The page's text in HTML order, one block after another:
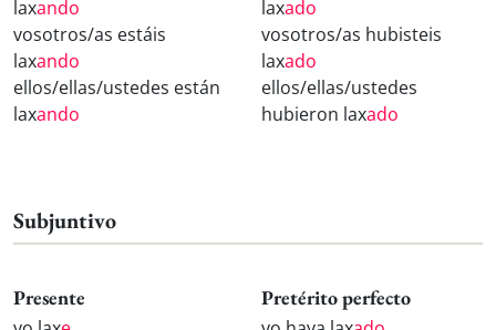
laxando
vosotros/as estáis
laxando
ellos/ellas/ustedes están
laxando
laxado
vosotros/as hubisteis
laxado
ellos/ellas/ustedes
hubieron laxado
Subjuntivo
Presente Pretérito perfecto